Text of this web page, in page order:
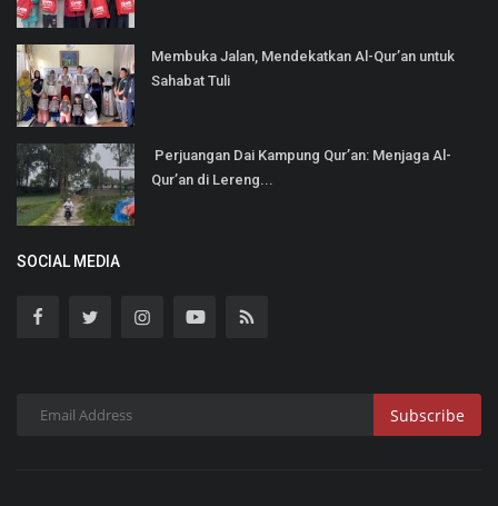
Membuka Jalan, Mendekatkan Al-Qur’an untuk
Sahabat Tuli
Perjuangan Dai Kampung Qur’an: Menjaga Al-
Qur’an di Lereng...
SOCIAL MEDIA
Subscribe